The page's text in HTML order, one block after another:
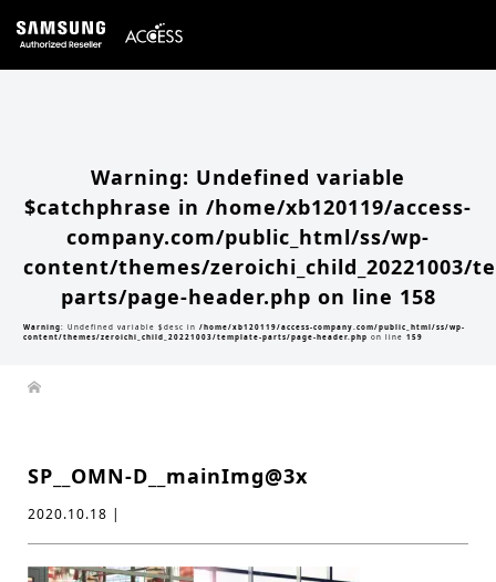
Warning : Attempt to read property "slug" on null in
company.com/public_html/ss/wp-content/themes/zeroichi_child_20221003/single.php
Warning: Undefined variable
$catchphrase in /home/xb120119/access-
company.com/public_html/ss/wp-
content/themes/zeroichi_child_20221003/
parts/page-header.php on line 158
Warning: Undefined variable $desc in /home/xb120119/access-company.com/public_html/ss/wp-
content/themes/zeroichi_child_20221003/template-parts/page-header.php on line 159
SP__OMN-D__mainImg@3x
2020.10.18 |